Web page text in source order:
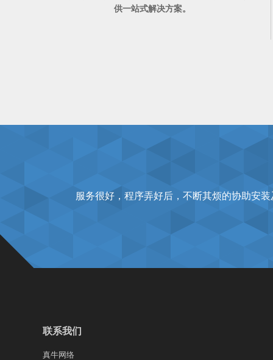
供一站式解决方案。
服务很好，程序弄好后，不断其烦的协助
联系我们
真牛网络